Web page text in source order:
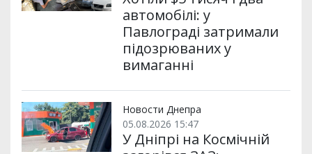
автомобілі: у
Павлограді затримали
підозрюваних у
вимаганні
Новости Днепра
05.08.2026 15:47
У Дніпрі на Космічній